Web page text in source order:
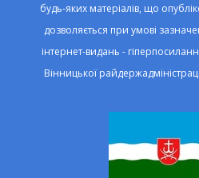
будь-яких матеріалів, що
дозволяється при умові
інтернет-видань -
Вінницької